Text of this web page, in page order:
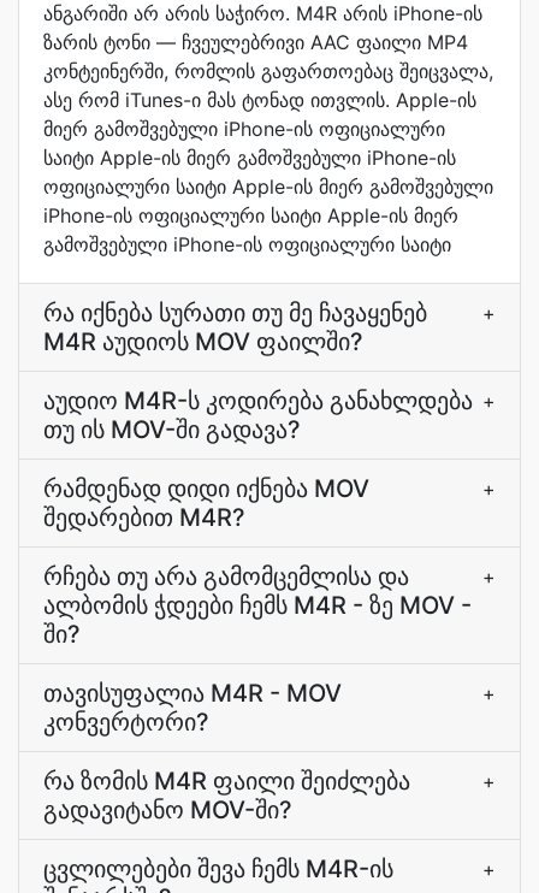
ანგარიში არ არის საჭირო. M4R არის iPhone-ის
ზარის ტონი — ჩვეულებრივი AAC ფაილი MP4
კონტეინერში, რომლის გაფართოებაც შეიცვალა,
ასე რომ iTunes-ი მას ტონად ითვლის. Apple-ის
მიერ გამოშვებული iPhone-ის ოფიციალური
საიტი Apple-ის მიერ გამოშვებული iPhone-ის
ოფიციალური საიტი Apple-ის მიერ გამოშვებული
iPhone-ის ოფიციალური საიტი Apple-ის მიერ
გამოშვებული iPhone-ის ოფიციალური საიტი
რა იქნება სურათი თუ მე ჩავაყენებ
M4R აუდიოს MOV ფაილში?
+
აუდიო M4R-ს კოდირება განახლდება
თუ ის MOV-ში გადავა?
+
რამდენად დიდი იქნება MOV
შედარებით M4R?
+
რჩება თუ არა გამომცემლისა და
ალბომის ჭდეები ჩემს M4R - ზე MOV -
ში?
+
თავისუფალია M4R - MOV
კონვერტორი?
+
რა ზომის M4R ფაილი შეიძლება
გადავიტანო MOV-ში?
+
ცვლილებები შევა ჩემს M4R-ის
+